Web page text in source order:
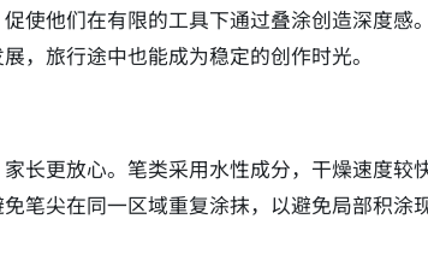
使他们在有限的工具下通过叠涂创造深度感
，旅行途中也能成为稳定的创作时光。
长更放心。笔类采用水性成分，干燥速度较
笔尖在同一区域重复涂抹，以避免局部积涂